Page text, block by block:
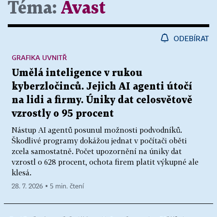
Téma: Avast
ODEBÍRAT
Umělá inteligence v rukou
kyberzločinců. Jejich AI agenti útočí
na lidi a firmy. Úniky dat celosvětově
vzrostly o 95 procent
Nástup AI agentů posunul možnosti podvodníků.
Škodlivé programy dokážou jednat v počítači oběti
zcela samostatně. Počet upozornění na úniky dat
vzrostl o 628 procent, ochota firem platit výkupné ale
klesá.
GRAFIKA UVNITŘ
28. 7. 2026 ▪ 5 min. čtení